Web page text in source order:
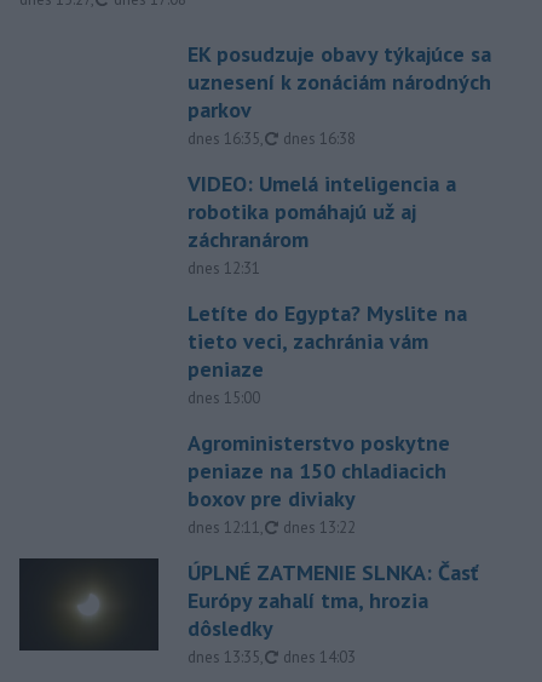
EK posudzuje obavy týkajúce sa
uznesení k zonáciám národných
parkov
dnes 16:35, aktualizované
dnes 16:38
VIDEO: Umelá inteligencia a
robotika pomáhajú už aj
záchranárom
dnes 12:31
Letíte do Egypta? Myslite na
tieto veci, zachránia vám
peniaze
dnes 15:00
Agroministerstvo poskytne
peniaze na 150 chladiacich
boxov pre diviaky
dnes 12:11, aktualizované
dnes 13:22
ÚPLNÉ ZATMENIE SLNKA: Časť
Európy zahalí tma, hrozia
dôsledky
dnes 13:35, aktualizované
dnes 14:03